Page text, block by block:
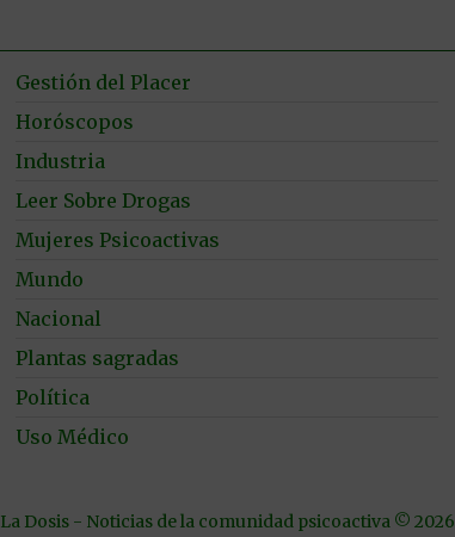
Gestión del Placer
Horóscopos
Industria
Leer Sobre Drogas
Mujeres Psicoactivas
Mundo
Nacional
Plantas sagradas
Política
Uso Médico
La Dosis - Noticias de la comunidad psicoactiva © 2026